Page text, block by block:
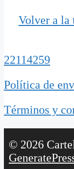
Volver a la
22114259
Política de
Términos y
© 2026